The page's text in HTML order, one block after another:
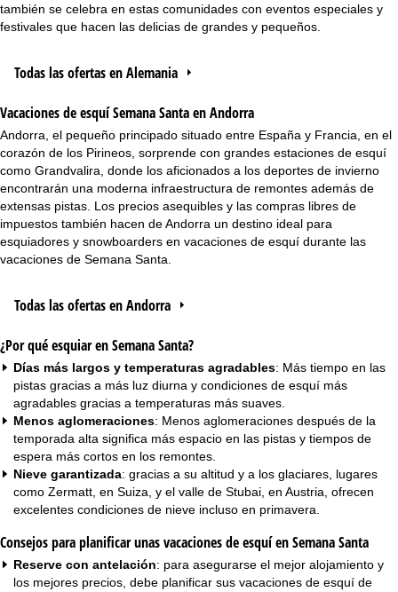
también se celebra en estas comunidades con eventos especiales y
festivales que hacen las delicias de grandes y pequeños.
Todas las ofertas en Alemania
Vacaciones de esquí Semana Santa en Andorra
Andorra, el pequeño principado situado entre España y Francia, en el
corazón de los Pirineos, sorprende con grandes estaciones de esquí
como Grandvalira, donde los aficionados a los deportes de invierno
encontrarán una moderna infraestructura de remontes además de
extensas pistas. Los precios asequibles y las compras libres de
impuestos también hacen de Andorra un destino ideal para
esquiadores y snowboarders en vacaciones de esquí durante las
vacaciones de Semana Santa.
Todas las ofertas en Andorra
¿Por qué esquiar en Semana Santa?
Días más largos y temperaturas agradables: Más tiempo en las
pistas gracias a más luz diurna y condiciones de esquí más
agradables gracias a temperaturas más suaves.
Menos aglomeraciones: Menos aglomeraciones después de la
temporada alta significa más espacio en las pistas y tiempos de
espera más cortos en los remontes.
Nieve garantizada: gracias a su altitud y a los glaciares, lugares
como Zermatt, en Suiza, y el valle de Stubai, en Austria, ofrecen
excelentes condiciones de nieve incluso en primavera.
Consejos para planificar unas vacaciones de esquí en Semana Santa
Reserve con antelación: para asegurarse el mejor alojamiento y
los mejores precios, debe planificar sus vacaciones de esquí de